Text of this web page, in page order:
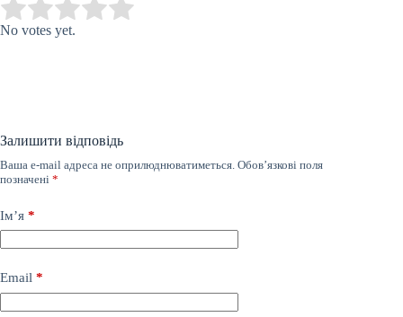
Rate this item:
No votes yet.
Залишити відповідь
Ваша e-mail адреса не оприлюднюватиметься. Обов’язкові поля
позначені *
Ім’я *
Email *